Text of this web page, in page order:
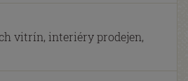
vitrín, interiéry prodejen,